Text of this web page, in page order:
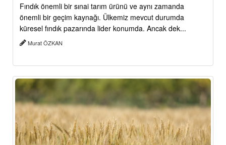
Fındık önemli bir sınai tarım ürünü ve aynı zamanda
önemli bir geçim kaynağı. Ülkemiz mevcut durumda
küresel fındık pazarında lider konumda. Ancak dek...
Murat ÖZKAN